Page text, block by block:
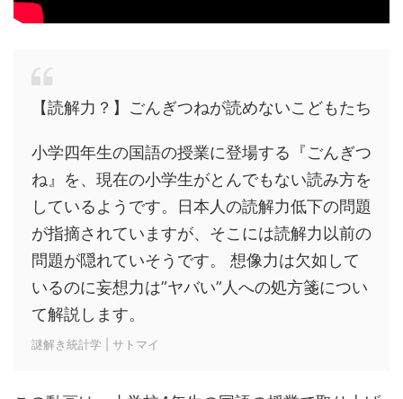
【読解力？】ごんぎつねが読めないこどもたち
小学四年生の国語の授業に登場する『ごんぎつ
ね』を、現在の小学生がとんでもない読み方を
しているようです。日本人の読解力低下の問題
が指摘されていますが、そこには読解力以前の
問題が隠れていそうです。 想像力は欠如して
いるのに妄想力は”ヤバい”人への処方箋につい
て解説します。
謎解き統計学 | サトマイ